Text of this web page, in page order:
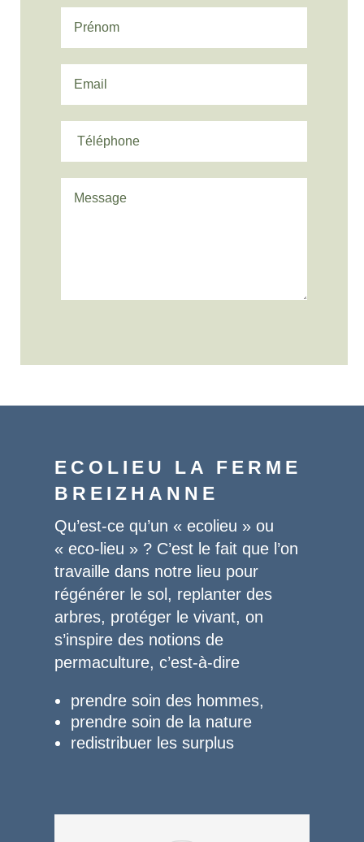
ECOLIEU LA FERME
BREIZHANNE
Qu’est-ce qu’un « ecolieu » ou
« eco-lieu » ? C’est lefait que l’on
travaille dans notre lieu pour
régénérer le sol, replanter des
arbres, protéger le vivant, on
s’inspire des notions de
permaculture, c’est-à-dire
prendre soin des hommes,
prendre soin de la nature
redistribuer les surplus